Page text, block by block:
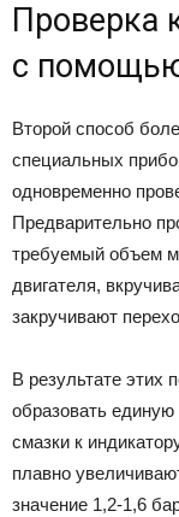
Проверка
с
Второй способ
специальных
одновременно
Предварительно
требуемый объем
двигателя,
закручивают
В результате этих
образовать
смазки к
плавно
значение 1,2-1,6